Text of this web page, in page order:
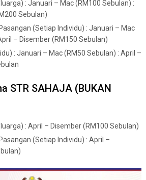
: Januari – Mac (RM100 Sebulan) :
Sebulan)
(Setiap Individu) : Januari – Mac
– Disember (RM150 Sebulan)
: Januari – Mac (RM50 Sebulan) : April –
STR SAHAJA (BUKAN
: April – Disember (RM100 Sebulan)
(Setiap Individu) : April –